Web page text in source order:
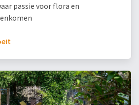
passie voor flora en